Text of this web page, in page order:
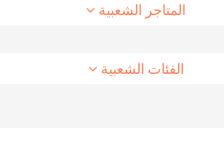
المتاجر الشعبية
الفئات الشعبية